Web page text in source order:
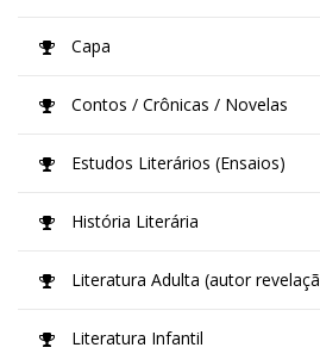
Capa
Contos / Crônicas / Novelas
Estudos Literários (Ensaios)
História Literária
Literatura Adulta (autor
Literatura Infantil